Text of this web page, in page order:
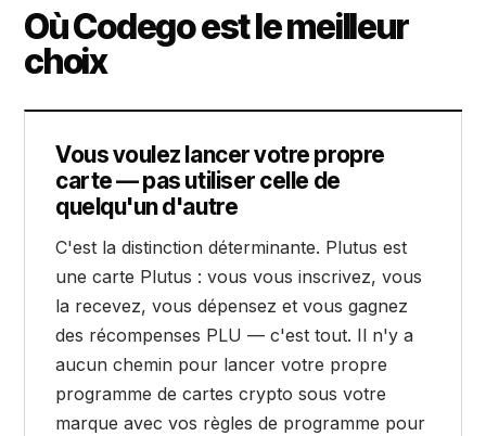
Où Codego est le meilleur
choix
Vous voulez lancer votre propre
carte — pas utiliser celle de
quelqu'un d'autre
C'est la distinction déterminante. Plutus est
une carte Plutus : vous vous inscrivez, vous
la recevez, vous dépensez et vous gagnez
des récompenses PLU — c'est tout. Il n'y a
aucun chemin pour lancer votre propre
programme de cartes crypto sous votre
marque avec vos règles de programme pour